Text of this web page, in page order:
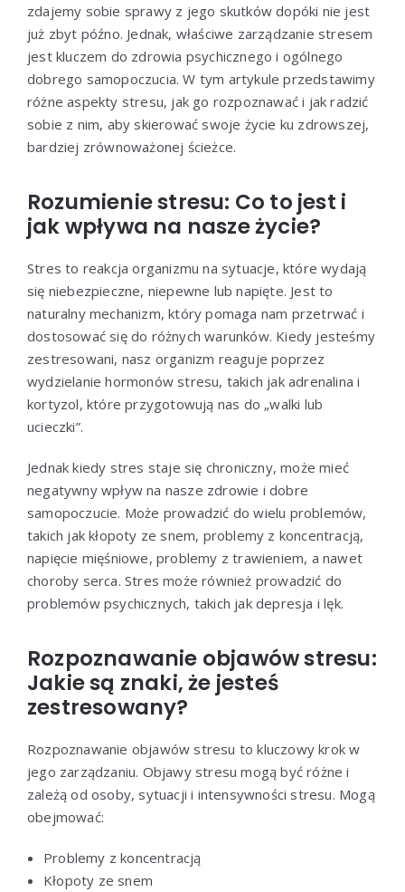
zdajemy sobie sprawy z jego skutków dopóki nie jest
już zbyt późno. Jednak, właściwe zarządzanie stresem
jest kluczem do zdrowia psychicznego i ogólnego
dobrego samopoczucia. W tym artykule przedstawimy
różne aspekty stresu, jak go rozpoznawać i jak radzić
sobie z nim, aby skierować swoje życie ku zdrowszej,
bardziej zrównoważonej ścieżce.
Rozumienie stresu: Co to jest i
jak wpływa na nasze życie?
Stres to reakcja organizmu na sytuacje, które wydają
się niebezpieczne, niepewne lub napięte. Jest to
naturalny mechanizm, który pomaga nam przetrwać i
dostosować się do różnych warunków. Kiedy jesteśmy
zestresowani, nasz organizm reaguje poprzez
wydzielanie hormonów stresu, takich jak adrenalina i
kortyzol, które przygotowują nas do „walki lub
ucieczki”.
Jednak kiedy stres staje się chroniczny, może mieć
negatywny wpływ na nasze zdrowie i dobre
samopoczucie. Może prowadzić do wielu problemów,
takich jak kłopoty ze snem, problemy z koncentracją,
napięcie mięśniowe, problemy z trawieniem, a nawet
choroby serca. Stres może również prowadzić do
problemów psychicznych, takich jak depresja i lęk.
Rozpoznawanie objawów stresu:
Jakie są znaki, że jesteś
zestresowany?
Rozpoznawanie objawów stresu to kluczowy krok w
jego zarządzaniu. Objawy stresu mogą być różne i
zależą od osoby, sytuacji i intensywności stresu. Mogą
obejmować:
Problemy z koncentracją
Kłopoty ze snem